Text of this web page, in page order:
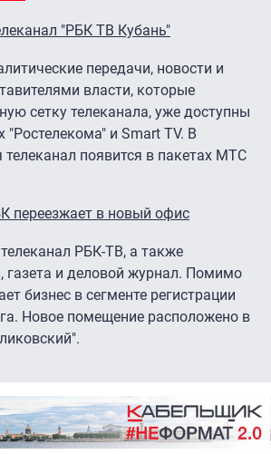
"РБК ТВ Кубань"
передачи, новости и
власти, которые
сетку телеканала, уже доступны
"Ростелекома" и Smart TV. В
появится в пакетах МТС
переезжает в новый офис
РБК-ТВ, а также
газета и деловой журнал. Помимо
бизнес в сегменте регистрации
Новое помещение расположено в